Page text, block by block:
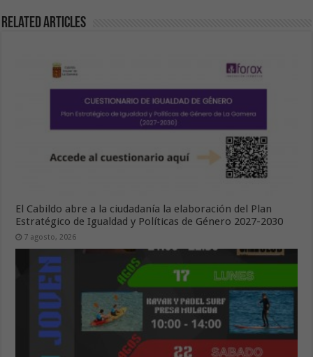
Related Articles
El Cabildo abre a la ciudadanía la elaboración del Plan
Estratégico de Igualdad y Políticas de Género 2027-2030
7 agosto, 2026